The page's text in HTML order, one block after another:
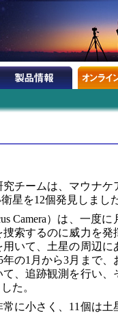
チームは、マウナケ
星を12個発見しました
Camera）は、一度に
索するのに威力を発
用いて、土星の周辺に
の1月から3月まで、
、追跡観測を行い、
た。
に小さく、11個は土